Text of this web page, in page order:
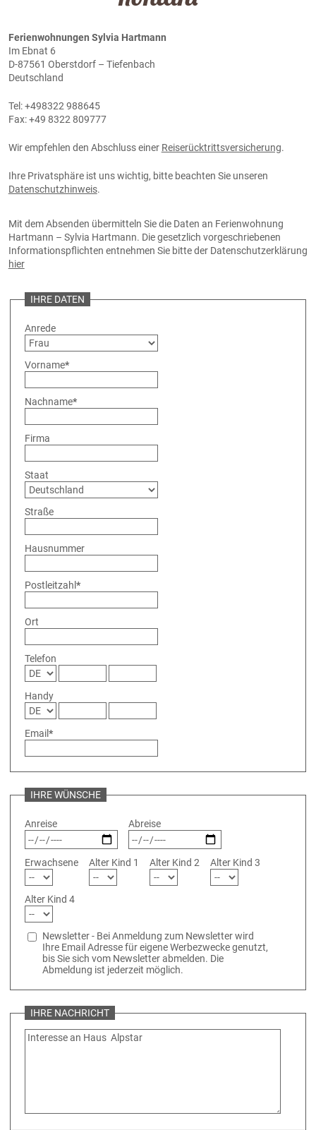
Ferienwohnungen Sylvia Hartmann
Im Ebnat 6
D-87561 Oberstdorf – Tiefenbach
Deutschland
Tel: +498322 988645
Fax: +49 8322 809777
Wir empfehlen den Abschluss einer Reiserücktrittsversicherung.
Ihre Privatsphäre ist uns wichtig, bitte beachten Sie unseren
Datenschutzhinweis.
Mit dem Absenden übermitteln Sie die Daten an Ferienwohnung
Hartmann – Sylvia Hartmann. Die gesetzlich vorgeschriebenen
Informationspflichten entnehmen Sie bitte der Datenschutzerklärung
hier
IHRE DATEN
Anrede
Vorname*
Nachname*
Firma
Staat
Straße
Hausnummer
Postleitzahl *
Ort
Telefon
Handy
Email*
IHRE WÜNSCHE
Anreise Abreise
Erwachsene Alter Kind 1 Alter Kind 2 Alter Kind 3
Alter Kind 4
Newsletter - Bei Anmeldung zum Newsletter wird
Ihre Email Adresse für eigene Werbezwecke genutzt,
bis Sie sich vom Newsletter abmelden. Die
Abmeldung ist jederzeit möglich.
IHRE NACHRICHT